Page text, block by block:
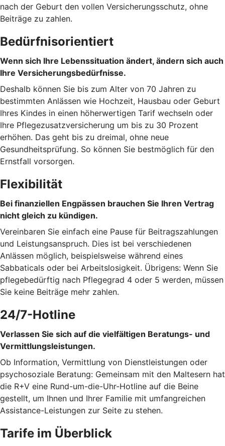
nach der Geburt den vollen Versicherungsschutz, ohne
Beiträge zu zahlen.
Bedürfnisorientiert
Wenn sich Ihre Lebenssituation ändert, ändern sich auch
Ihre Versicherungsbedürfnisse.
Deshalb können Sie bis zum Alter von 70 Jahren zu
bestimmten Anlässen wie Hochzeit, Hausbau oder Geburt
Ihres Kindes in einen höherwertigen Tarif wechseln oder
Ihre Pflegezusatzversicherung um bis zu 30 Prozent
erhöhen. Das geht bis zu dreimal, ohne neue
Gesundheitsprüfung. So können Sie bestmöglich für den
Ernstfall vorsorgen.
Flexibilität
Bei finanziellen Engpässen brauchen Sie Ihren Vertrag
nicht gleich zu kündigen.
Vereinbaren Sie einfach eine Pause für Beitragszahlungen
und Leistungsanspruch. Dies ist bei verschiedenen
Anlässen möglich, beispielsweise während eines
Sabbaticals oder bei Arbeitslosigkeit. Übrigens: Wenn Sie
pflegebedürftig nach Pflegegrad 4 oder 5 werden, müssen
Sie keine Beiträge mehr zahlen.
24/7-Hotline
Verlassen Sie sich auf die vielfältigen Beratungs- und
Vermittlungsleistungen.
Ob Information, Vermittlung von Dienstleistungen oder
psychosoziale Beratung: Gemeinsam mit den Maltesern hat
die R+V eine Rund-um-die-Uhr-Hotline auf die Beine
gestellt, um Ihnen und Ihrer Familie mit umfangreichen
Assistance-Leistungen zur Seite zu stehen.
Tarife im Überblick